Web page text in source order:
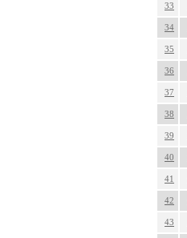
33
34
35
36
37
38
39
40
41
42
43